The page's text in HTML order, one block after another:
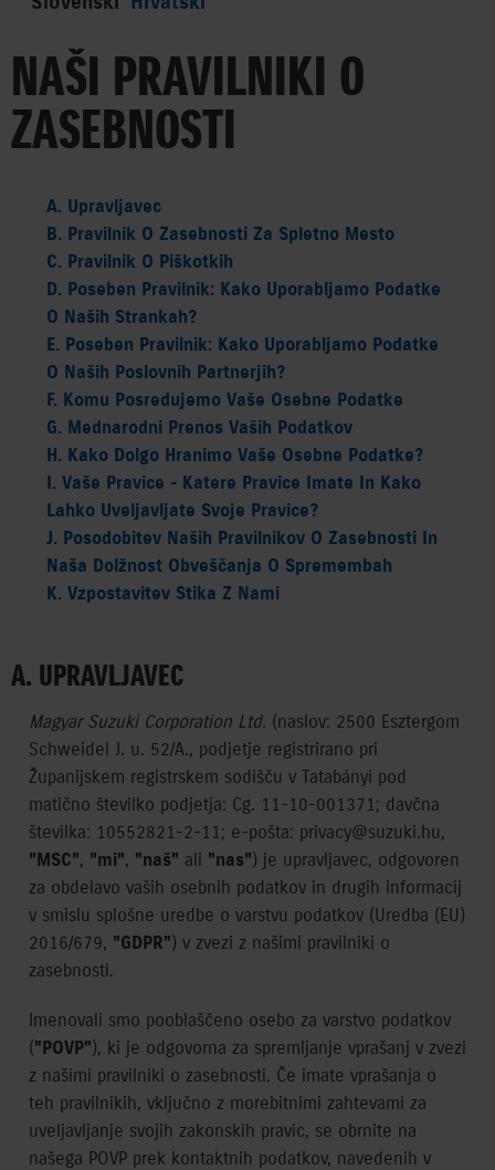
VÁLLALAT
SAJTÓSZOBA
35 ÉV
EGYÜTT AZ UTAKON
CORPORATE
MOTOR
MARINE
NAŠI PRAVILNIKI O
ZASEBNOSTI
A. Upravljavec
B. Pravilnik O Zasebnosti Za Spletno Mesto
C. Pravilnik O Piškotkih
D. Poseben Pravilnik: Kako Uporabljamo Podatke
O Naših Strankah?
E. Poseben Pravilnik: Kako Uporabljamo Podatke
O Naših Poslovnih Partnerjih?
F. Komu Posredujemo Vaše Osebne Podatke
G. Mednarodni Prenos Vaših Podatkov
H. Kako Dolgo Hranimo Vaše Osebne Podatke?
I. Vaše Pravice - Katere Pravice Imate In Kako
Lahko Uveljavljate Svoje Pravice?
J. Posodobitev Naših Pravilnikov O Zasebnosti In
Naša Dolžnost Obveščanja O Spremembah
K. Vzpostavitev Stika Z Nami
A. UPRAVLJAVEC
Magyar Suzuki Corporation Ltd. (naslov: 2500 Esztergom
Schweidel J. u. 52/A., podjetje registrirano pri
Županijskem registrskem sodišču v Tatabányi pod
matično številko podjetja: Cg. 11-10-001371; davčna
številka: 10552821-2-11; e-pošta: privacy@suzuki.hu,
"MSC", "mi", "naš" ali "nas") je upravljavec, odgovoren
za obdelavo vaših osebnih podatkov in drugih informacij
v smislu splošne uredbe o varstvu podatkov (Uredba (EU)
2016/679, "GDPR") v zvezi z našimi pravilniki o
zasebnosti.
Imenovali smo pooblaščeno osebo za varstvo podatkov
("POVP"), ki je odgovorna za spremljanje vprašanj v zvezi
z našimi pravilniki o zasebnosti. Če imate vprašanja o
teh pravilnikih, vključno z morebitnimi zahtevami za
uveljavljanje svojih zakonskih pravic, se obrnite na
našega POVP prek kontaktnih podatkov, navedenih v